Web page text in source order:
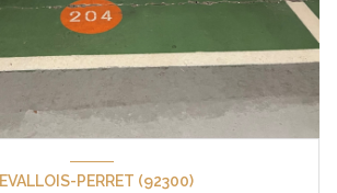
PERRET (92300)